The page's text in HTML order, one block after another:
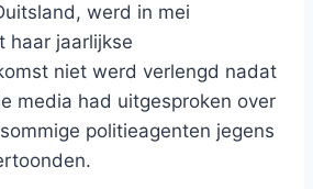
werd in mei
haar jaarlijkse
niet werd verlengd nadat
media had uitgesproken over
politieagenten jegens